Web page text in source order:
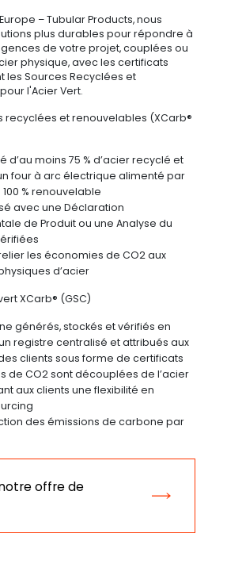
– Tubular Products, nous
plus durables pour répondre à
de votre projet, couplées ou
physique, avec les certificats
les Sources Recyclées et
l'Acier Vert.
recyclées et renouvelables (XCarb®
d’au moins 75 % d’acier recyclé et
four à arc électrique alimenté par
% renouvelable
avec une Déclaration
de Produit ou une Analyse du
les économies de CO2 aux
d’acier
XCarb® (GSC)
générés, stockés et vérifiés en
registre centralisé et attribués aux
clients sous forme de certificats
de CO2 sont découplées de l’acier
aux clients une flexibilité en
des émissions de carbone par
offre de